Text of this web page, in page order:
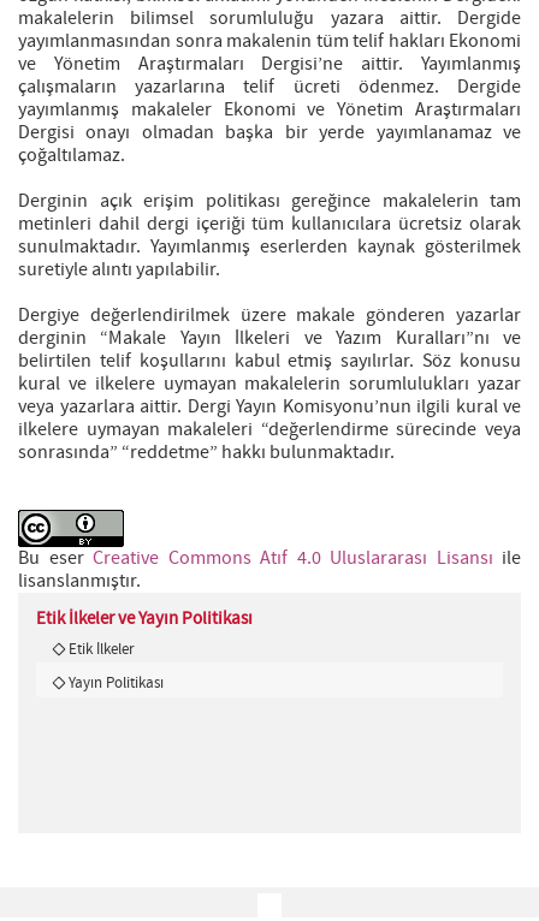
makalelerin bilimsel sorumluluğu yazara aittir. Dergide
yayımlanmasından sonra makalenin tüm telif hakları Ekonomi
ve Yönetim Araştırmaları Dergisi’ne aittir. Yayımlanmış
çalışmaların yazarlarına telif ücreti ödenmez. Dergide
yayımlanmış makaleler Ekonomi ve Yönetim Araştırmaları
Dergisi onayı olmadan başka bir yerde yayımlanamaz ve
çoğaltılamaz.
Derginin açık erişim politikası gereğince makalelerin tam
metinleri dahil dergi içeriği tüm kullanıcılara ücretsiz olarak
sunulmaktadır. Yayımlanmış eserlerden kaynak gösterilmek
suretiyle alıntı yapılabilir.
Dergiye değerlendirilmek üzere makale gönderen yazarlar
derginin “Makale Yayın İlkeleri ve Yazım Kuralları”nı ve
belirtilen telif koşullarını kabul etmiş sayılırlar. Söz konusu
kural ve ilkelere uymayan makalelerin sorumlulukları yazar
veya yazarlara aittir. Dergi Yayın Komisyonu’nun ilgili kural ve
ilkelere uymayan makaleleri “değerlendirme sürecinde veya
sonrasında” “reddetme” hakkı bulunmaktadır.
Bu eser Creative Commons Atıf 4.0 Uluslararası Lisansı ile
lisanslanmıştır.
Etik İlkeler ve Yayın Politikası
Etik İlkeler
Yayın Politikası